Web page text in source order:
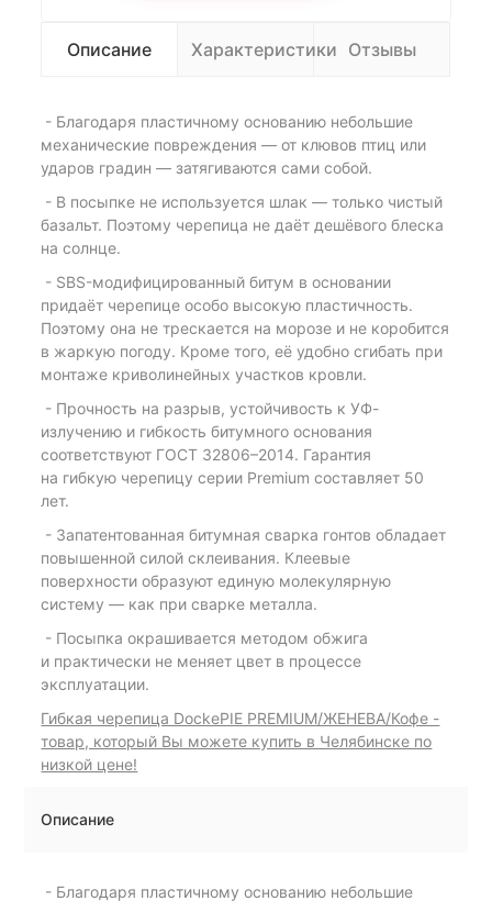
Описание Характеристики Отзывы
- Благодаря пластичному основанию небольшие
механические повреждения — от клювов птиц или
ударов градин — затягиваются сами собой.
- В посыпке не используется шлак — только чистый
базальт. Поэтому черепица не даёт дешёвого блеска
на солнце.
- SBS-модифицированный битум в основании
придаёт черепице особо высокую пластичность.
Поэтому она не трескается на морозе и не коробится
в жаркую погоду. Кроме того, её удобно сгибать при
монтаже криволинейных участков кровли.
- Прочность на разрыв, устойчивость к УФ-
излучению и гибкость битумного основания
соответствуют ГОСТ 32806–2014. Гарантия
на гибкую черепицу серии Premium составляет 50
лет.
- Запатентованная битумная сварка гонтов обладает
повышенной силой склеивания. Клеевые
поверхности образуют единую молекулярную
систему — как при сварке металла.
- Посыпка окрашивается методом обжига
и практически не меняет цвет в процессе
эксплуатации.
Гибкая черепица DockePIE PREMIUM/ЖЕНЕВА/Кофе -
товар, который Вы можете купить в Челябинске по
низкой цене!
Описание
- Благодаря пластичному основанию небольшие